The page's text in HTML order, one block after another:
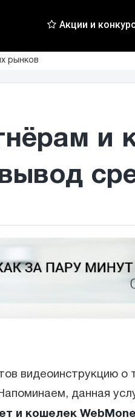
Акции и
рынков
и
видеоинструкцию о
данная
и кошелек